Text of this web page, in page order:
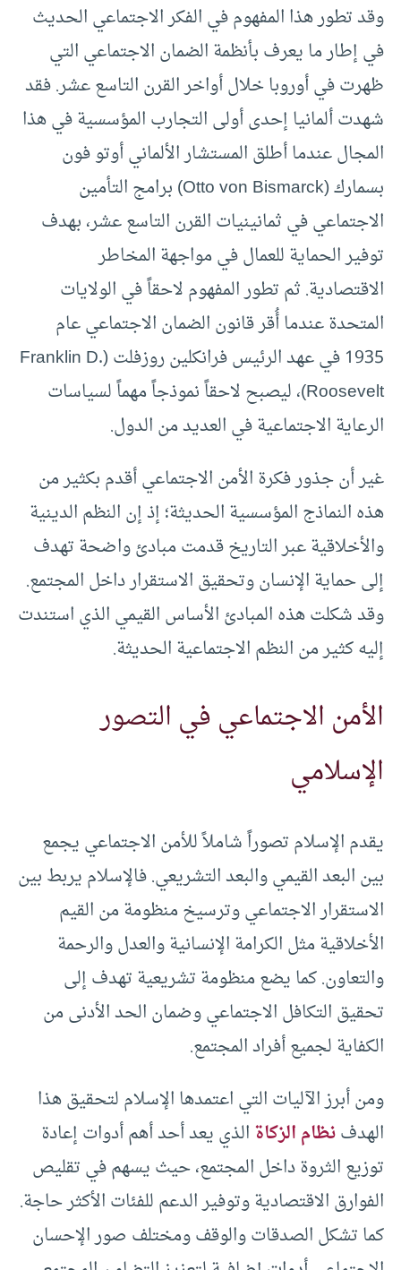
وقد تطور هذا المفهوم في الفكر الاجتماعي الحديث
في إطار ما يعرف بأنظمة الضمان الاجتماعي التي
ظهرت في أوروبا خلال أواخر القرن التاسع عشر. فقد
شهدت ألمانيا إحدى أولى التجارب المؤسسية في هذا
المجال عندما أطلق المستشار الألماني أوتو فون
بسمارك (Otto von Bismarck) برامج التأمين
الاجتماعي في ثمانينيات القرن التاسع عشر، بهدف
توفير الحماية للعمال في مواجهة المخاطر
الاقتصادية. ثم تطور المفهوم لاحقاً في الولايات
المتحدة عندما أُقر قانون الضمان الاجتماعي عام
1935 في عهد الرئيس فرانكلين روزفلت (Franklin D.
Roosevelt)، ليصبح لاحقاً نموذجاً مهماً لسياسات
الرعاية الاجتماعية في العديد من الدول.
غير أن جذور فكرة الأمن الاجتماعي أقدم بكثير من
هذه النماذج المؤسسية الحديثة؛ إذ إن النظم الدينية
والأخلاقية عبر التاريخ قدمت مبادئ واضحة تهدف
إلى حماية الإنسان وتحقيق الاستقرار داخل المجتمع.
وقد شكلت هذه المبادئ الأساس القيمي الذي استندت
إليه كثير من النظم الاجتماعية الحديثة.
الأمن الاجتماعي في التصور
الإسلامي
يقدم الإسلام تصوراً شاملاً للأمن الاجتماعي يجمع
بين البعد القيمي والبعد التشريعي. فالإسلام يربط بين
الاستقرار الاجتماعي وترسيخ منظومة من القيم
الأخلاقية مثل الكرامة الإنسانية والعدل والرحمة
والتعاون. كما يضع منظومة تشريعية تهدف إلى
تحقيق التكافل الاجتماعي وضمان الحد الأدنى من
الكفاية لجميع أفراد المجتمع.
ومن أبرز الآليات التي اعتمدها الإسلام لتحقيق هذا
الهدفنظام الزكاةالذي يعد أحد أهم أدوات إعادة
توزيع الثروة داخل المجتمع، حيث يسهم في تقليص
الفوارق الاقتصادية وتوفير الدعم للفئات الأكثر حاجة.
كما تشكل الصدقات والوقف ومختلف صور الإحسان